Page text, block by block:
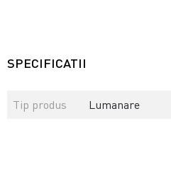
SPECIFICATII
Tip produs Lumanare